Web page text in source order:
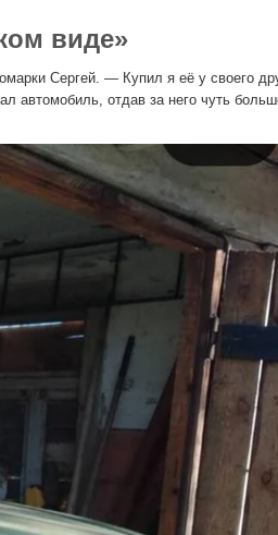
виде»
Сергей. — Купил я её у своего
автомобиль, отдав за него чуть